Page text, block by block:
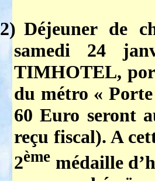
2) Déjeuner de
samedi 24
TIMHOTEL,
du métro «
60 Euro seront
reçu fiscal). A
2ème médaille